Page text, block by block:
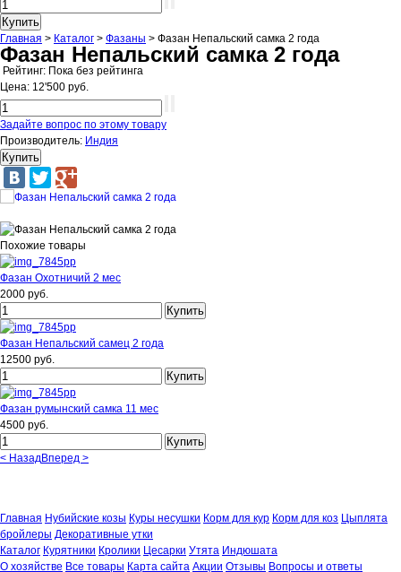
Главная > Каталог > Фазаны > Фазан Непальский самка 2 года
Фазан Непальский самка 2 года
Рейтинг: Пока без рейтинга
Цена: 12'500 руб.
Задайте вопрос по этому товару
Производитель: Индия
Похожие товары
Фазан Охотничий 2 мес
2000 руб.
Фазан Непальский самец 2 года
12500 руб.
Фазан румынский самка 11 мес
4500 руб.
< НазадВперед >
Главная Нубийские козы Куры несушки Корм для кур Корм для коз Цыплята
бройлеры Декоративные утки
Каталог Курятники Кролики Цесарки Утята Индюшата
О хозяйстве Все товары Карта сайта Акции Отзывы Вопросы и ответы